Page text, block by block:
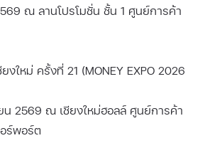
ณ ลานโปรโมชั่น ชั้น 1 ศูนย์การค้า
งใหม่ ครั้งที่ 21 (MONEY EXPO 2026
2569 ณ เชียงใหม่ฮอลล์ ศูนย์การค้า
ร์พอร์ต